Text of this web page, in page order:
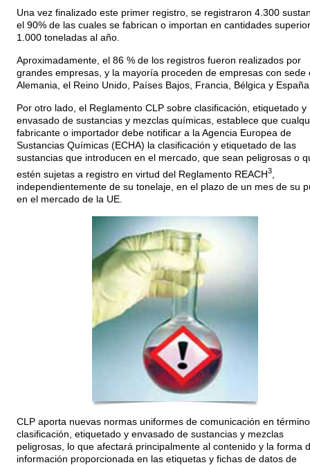
Una vez finalizado este primer registro, se registraron 4.300
el 90% de las cuales se fabrican o importan en cantidades
1.000 toneladas al año.
Aproximadamente, el 86 % de los registros fueron realizados por
grandes empresas, y la mayoría proceden de empresas con sede
Alemania, el Reino Unido, Países Bajos, Francia, Bélgica y
Por otro lado, el Reglamento CLP sobre clasificación, etiquetado y
envasado de sustancias y mezclas químicas, establece que
fabricante o importador debe notificar a la Agencia Europea de
Sustancias Químicas (ECHA) la clasificación y etiquetado de las
sustancias que introducen en el mercado, que sean peligrosas o
estén sujetas a registro en virtud del Reglamento REACH3,
independientemente de su tonelaje, en el plazo de un mes de su
en el mercado de la UE.
CLP aporta nuevas normas uniformes de comunicación en
clasificación, etiquetado y envasado de sustancias y mezclas
peligrosas, lo que afectará principalmente al contenido y la forma
información proporcionada en las etiquetas y fichas de datos de